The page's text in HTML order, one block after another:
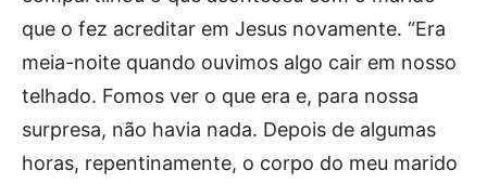
que o fez acreditar em Jesus novamente. “Era
meia-noite quando ouvimos algo cair em nosso
telhado. Fomos ver o que era e, para nossa
surpresa, não havia nada. Depois de algumas
horas, repentinamente, o corpo do meu marido